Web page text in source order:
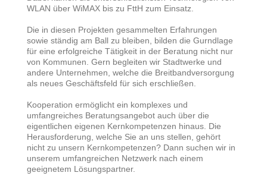
WLAN über WiMAX bis zu FttH zum Einsatz.
Die in diesen Projekten gesammelten Erfahrungen
sowie ständig am Ball zu bleiben, bilden die Gurndlage
für eine erfolgreiche Tätigkeit in der Beratung nicht nur
von Kommunen. Gern begleiten wir Stadtwerke und
andere Unternehmen, welche die Breitbandversorgung
als neues Geschäftsfeld für sich erschließen.
Kooperation ermöglicht ein komplexes und
umfangreiches Beratungsangebot auch über die
eigentlichen eigenen Kernkompetenzen hinaus. Die
Herausforderung, welche Sie an uns stellen, gehört
nicht zu unsern Kernkompetenzen? Dann suchen wir in
unserem umfangreichen Netzwerk nach einem
geeignetem Lösungspartner.